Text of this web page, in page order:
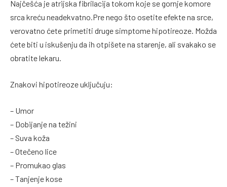
Najčešća je atrijska fibrilacija tokom koje se gornje komore
srca kreću neadekvatno.Pre nego što osetite efekte na srce,
verovatno ćete primetiti druge simptome hipotireoze. Možda
ćete biti u iskušenju da ih otpišete na starenje, ali svakako se
obratite lekaru.
Znakovi hipotireoze uključuju:
– Umor
– Dobijanje na težini
– Suva koža
– Otečeno lice
– Promukao glas
– Tanjenje kose